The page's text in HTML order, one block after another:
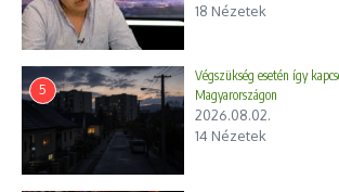
18 Nézetek
5
Végszükség esetén így
Magyarországon
2026.08.02.
14 Nézetek